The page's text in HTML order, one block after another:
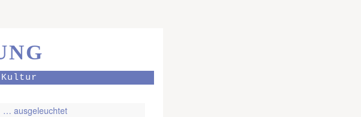
… ausgeleuchtet